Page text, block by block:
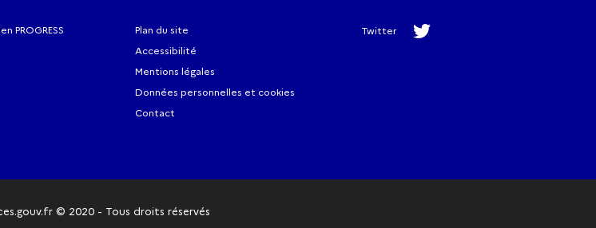
PROGRESS
Plan du site
Accessibilité
Mentions légales
Données personnelles et cookies
Contact
Twitter
© 2020 - Tous droits réservés